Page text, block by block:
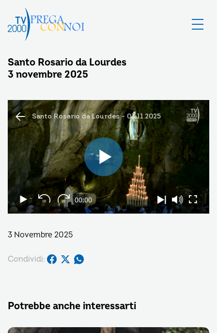
Santo Rosario da Lourdes
3 novembre 2025
3 Novembre 2025
Condividi:
Potrebbe anche interessarti